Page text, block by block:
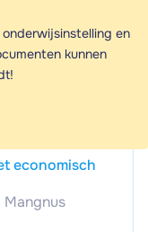
en
kunnen
Duits? Op deze
Duits.
'Duits'
economisch
Mangnus